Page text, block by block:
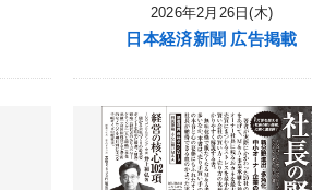
2026年2月26日(木)
日本経済新聞 広告掲載